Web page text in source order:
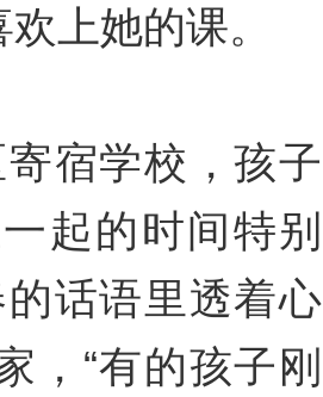
上她的课。
宿学校，孩子
起的时间特别
话语里透着心
，“有的孩子刚